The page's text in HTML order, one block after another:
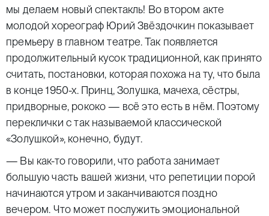
мы делаем новый спектакль! Во втором акте
молодой хореограф Юрий Звёздочкин показывает
премьеру в главном театре. Так появляется
продолжительный кусок традиционной, как принято
считать, постановки, которая похожа на ту, что была
в конце 1950-х. Принц, Золушка, мачеха, сёстры,
придворные, рококо — всё это есть в нём. Поэтому
переклички с так называемой классической
«Золушкой», конечно, будут.
— Вы как-то говорили, что работа занимает
большую часть вашей жизни, что репетиции порой
начинаются утром и заканчиваются поздно
вечером. Что может послужить эмоциональной